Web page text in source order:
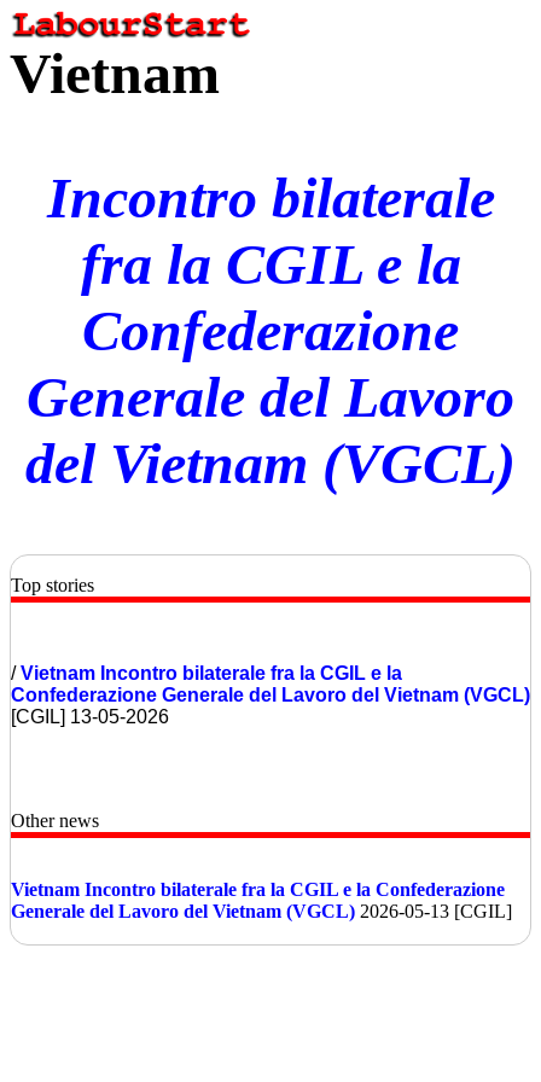
Vietnam
Incontro bilaterale
fra la CGIL e la
Confederazione
Generale del Lavoro
del Vietnam (VGCL)
Top stories
/Vietnam Incontro bilaterale fra la CGIL e la
Confederazione Generale del Lavoro del Vietnam (VGCL)
[CGIL] 13-05-2026
Other news
Vietnam Incontro bilaterale fra la CGIL e la Confederazione
Generale del Lavoro del Vietnam (VGCL) 2026-05-13 [CGIL]